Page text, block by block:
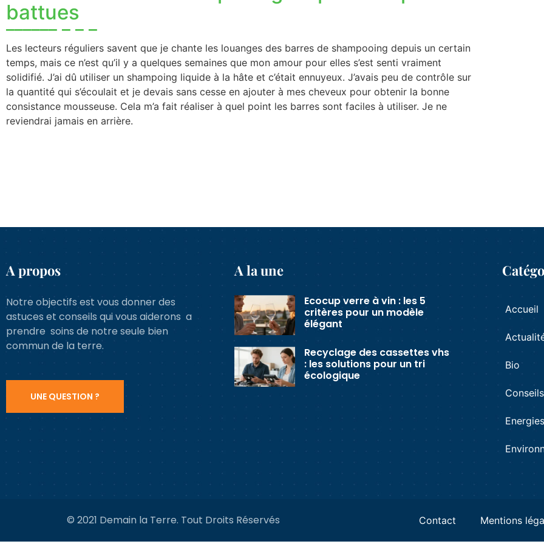
battues
Les lecteurs réguliers savent que je chante les louanges des barres de shampooing depuis un certain
temps, mais ce n’est qu’il y a quelques semaines que mon amour pour elles s’est senti vraiment
solidifié. J’ai dû utiliser un shampoing liquide à la hâte et c’était ennuyeux. J’avais peu de contrôle sur
la quantité qui s’écoulait et je devais sans cesse en ajouter à mes cheveux pour obtenir la bonne
consistance mousseuse. Cela m’a fait réaliser à quel point les barres sont faciles à utiliser. Je ne
reviendrai jamais en arrière.
A propos
Notre objectifs est vous donner des
astuces et conseils qui vous aiderons a
prendre soins de notre seule bien
commun de la terre.
UNE QUESTION ?
A la une
Ecocup verre à vin : les 5
critères pour un modèle
élégant
Recyclage des cassettes vhs
: les solutions pour un tri
écologique
Accueil
Bio
Conseils
© 2021 Demain la Terre. Tout Droits Réservés Contact Mentions